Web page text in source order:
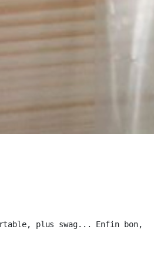
plus swag... Enfin bon,